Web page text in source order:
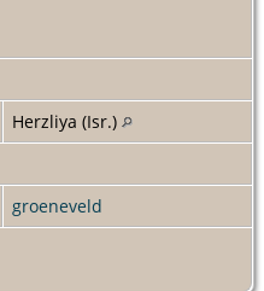
Herzliya (Isr.)
groeneveld